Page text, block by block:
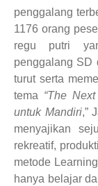
penggalang
1176 orang
regu putri
penggalang SD
turut serta
tema “The
untuk Mandiri,”
menyajikan
rekreatif,
metode
hanya belajar